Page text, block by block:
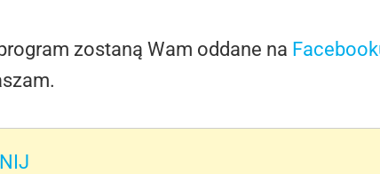
zostaną Wam oddane na